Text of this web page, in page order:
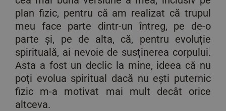
plan fizic, pentru că am realizat că trupul
meu face parte dintr-un întreg, pe de-o
parte și, pe de alta, că, pentru evoluție
spirituală, ai nevoie de susținerea corpului.
Asta a fost un declic la mine, ideea că nu
poți evolua spiritual dacă nu ești puternic
fizic m-a motivat mai mult decât orice
altceva.